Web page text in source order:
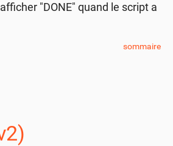
"DONE" quand le script a
sommaire